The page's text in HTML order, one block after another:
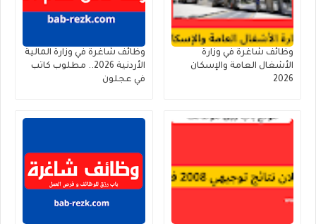
وظائف شاغرة في وزارة
الأشغال العامة والإسكان
2026
وظائف شاغرة في وزارة المالية
الأردنية 2026.. مطلوب كاتب
في عجلون